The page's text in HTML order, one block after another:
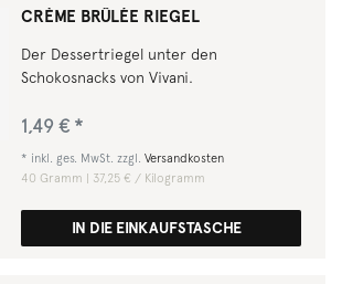
CRÈME BRÛLÉE RIEGEL
Der Dessertriegel unter den
Schokosnacks von Vivani.
1,49 € *
* inkl. ges. MwSt. zzgl.Versandkosten
40 Gramm | 37,25 € / Kilogramm
IN DIE EINKAUFSTASCHE